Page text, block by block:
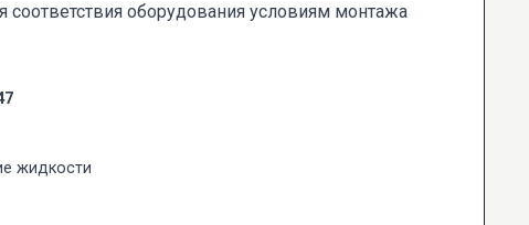
оборудования условиям монтажа
жидкости